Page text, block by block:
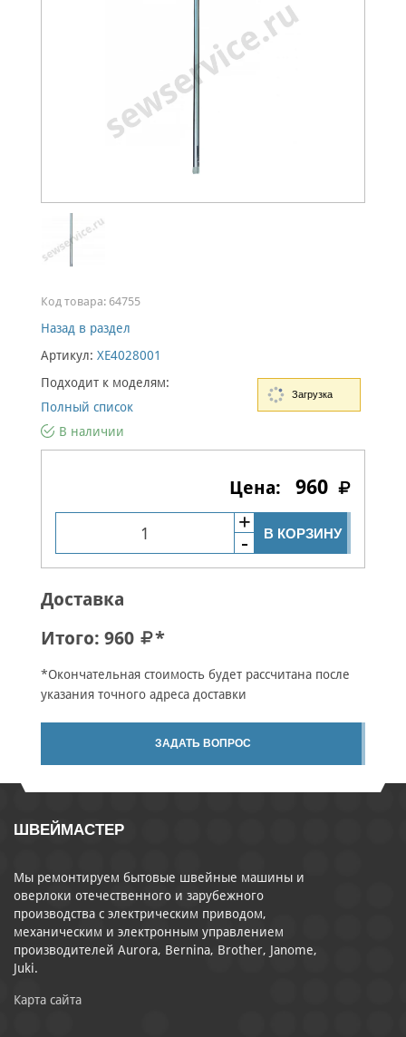
Код товара: 64755
Назад в раздел
Артикул: XE4028001
Подходит к моделям:
Полный список
В наличии
960
В КОРЗИНУ
Доставка
Итого: 960 *
*Окончательная стоимость будет рассчитана после
указания точного адреса доставки
ЗАДАТЬ ВОПРОС
ШВЕЙМАСТЕР
Мы ремонтируем бытовые швейные машины и
оверлоки отечественного и зарубежного
производства с электрическим приводом,
механическим и электронным управлением
производителей Aurora, Bernina, Brother, Janome,
Juki.
Карта сайта
Загрузка